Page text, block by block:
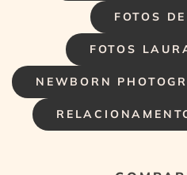
FOTOS
FOTOS
NEWBORN